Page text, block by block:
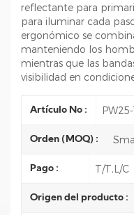
reflectante para
para iluminar cada
ergonómico se
manteniendo los
mientras que las
visibilidad en
Artículo No :
Orden (MOQ) :
Pago : T/T,L/C
Origen del producto :